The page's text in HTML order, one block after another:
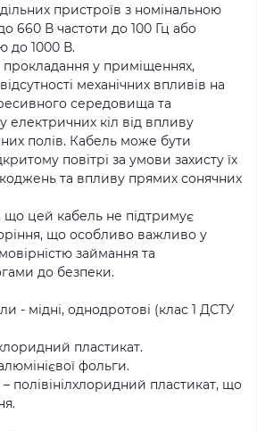
пристроїв з номінальною
660 В частоти до 100 Гц або
до 1000 В.
прокладання у приміщеннях,
механічних впливів на
середовища та
електричних кіл від впливу
полів. Кабель може бути
повітрі за умови захисту їх
та впливу прямих сонячних
що цей кабель не підтримує
що особливо важливо у
займання та
до безпеки.
- мідні, однодротові (клас 1 ДСТУ
пластикат.
фольги.
полівінілхлоридний пластикат, що